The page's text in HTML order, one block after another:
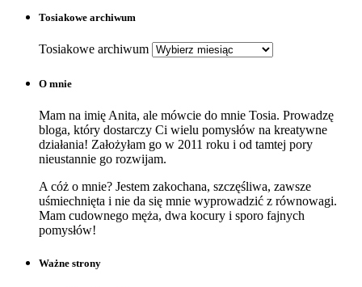
Tosiakowe archiwum
Tosiakowe archiwum
O mnie
Mam na imię Anita, ale mówcie do mnie Tosia. Prowadzę
bloga, który dostarczy Ci wielu pomysłów na kreatywne
działania! Założyłam go w 2011 roku i od tamtej pory
nieustannie go rozwijam.
A cóż o mnie? Jestem zakochana, szczęśliwa, zawsze
uśmiechnięta i nie da się mnie wyprowadzić z równowagi.
Mam cudownego męża, dwa kocury i sporo fajnych
pomysłów!
Ważne strony